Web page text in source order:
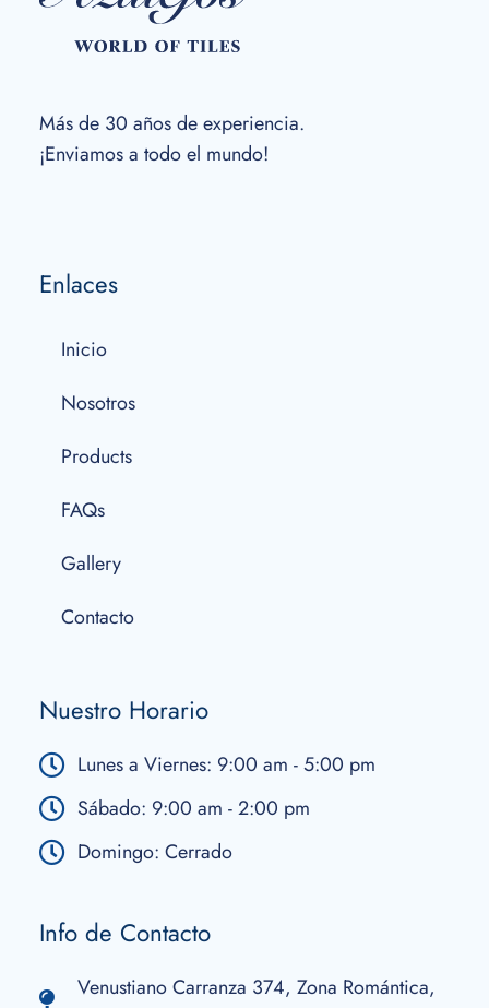
Más de 30 años de experiencia.
¡Enviamos a todo el mundo!
Enlaces
Inicio
Nosotros
Products
FAQs
Gallery
Contacto
Nuestro Horario
Lunes a Viernes: 9:00 am - 5:00 pm
Sábado: 9:00 am - 2:00 pm
Domingo: Cerrado
Info de Contacto
Venustiano Carranza 374, Zona Romántica,